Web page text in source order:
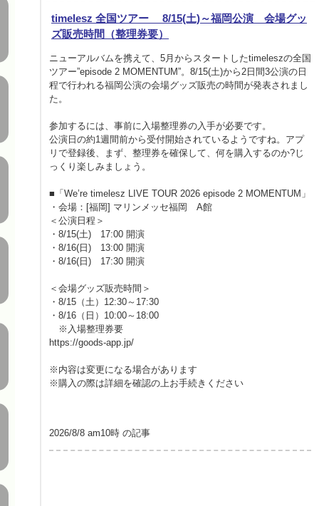
timelesz 全国ツアー 8/15(土)～福岡公演 会場グッ
ズ販売時間（整理券要）
ニューアルバムを携えて、5月からスタートしたtimeleszの全国
ツアー”episode 2 MOMENTUM”。8/15(土)から2日間3公演の日
程で行われる福岡公演の会場グッズ販売の時間が発表されまし
た。
参加するには、事前に入場整理券の入手が必要です。
公演日の約1週間前から受付開始されているようですね。アプ
リで登録後、まず、整理券を確保して、何を購入するのか?じ
っくり楽しみましょう。
■「We’re timelesz LIVE TOUR 2026 episode 2 MOMENTUM」
・会場：[福岡] マリンメッセ福岡 A館
＜公演日程＞
・8/15(土) 17:00 開演
・8/16(日) 13:00 開演
・8/16(日) 17:30 開演
＜会場グッズ販売時間＞
・8/15（土）12:30～17:30
・8/16（日）10:00～18:00
※入場整理券要
https://goods-app.jp/
※内容は変更になる場合があります
※購入の際は詳細を確認の上お手続きください
2026/8/8 am10時 の記事